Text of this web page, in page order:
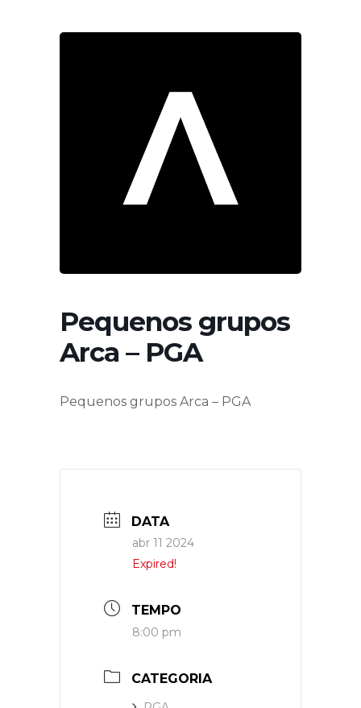
Pequenos grupos
Arca – PGA
Pequenos grupos Arca – PGA
DATA
abr 11 2024
Expired!
TEMPO
8:00 pm
CATEGORIA